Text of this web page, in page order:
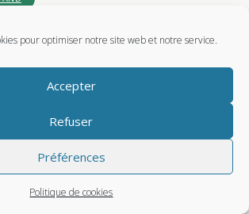
pour optimiser notre site web et notre service.
Accepter
Refuser
Préférences
Politique de cookies